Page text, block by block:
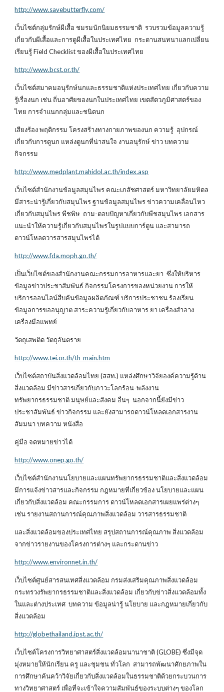
http://www.savebutterfly.com/
เว็บไซต์กลุ่มรักษ์ผีเสื้อ ชมรมนักนิยมธรรมชาติ รวบรวมข้อมูลความรู้
เกี่ยวกับผีเสื้อและการดูผีเสื้อในประเทศไทย กระดานสนทนาแลกเปลี่ยน
เรียนรู้ Field Checklist ของผีเสื้อในประเทศไทย
http://www.bcst.or.th/
เว็บไซต์สมาคมอนุรักษ์นกและธรรมชาติแห่งประเทศไทย เกี่ยวกับความ
รู้เรื่องนก เช่น ถิ่นอาศัยของนกในประเทศไทย เขตสัตวภูมิศาสตร์ของ
ไทย การจำแนกกลุ่มและชนิดนก
เสียงร้อง พฤติกรรม โครงสร้างทางกายภาพของนก ความรู้ อุปกรณ์
เกี่ยวกับการดูนก แหล่งดูนกที่น่าสนใจ งานอนุรักษ์ ข่าว บทความ
กิจกรรม
http://www.medplant.mahidol.ac.th/index.asp
เว็บไซต์สำนักงานข้อมูลสมุนไพร คณะเภสัชศาสตร์ มหาวิทยาลัยมหิดล
มีสาระน่ารู้เกี่ยวกับสมุนไพร ฐานข้อมูลสมุนไพร ข่าวความเคลื่อนไหว
เกี่ยวกับสมุนไพร พืชพิษ ถาม-ตอบปัญหาเกี่ยวกับพืชสมุนไพร เอกสาร
แนะนำให้ความรู้เกี่ยวกับสมุนไพรในรูปแบบการ์ตูน และสามารถ
ดาวน์โหลดวารสารสมุนไพรได้
http://www.fda.moph.go.th/
เป็นเว็บไซต์ของสำนักงานคณะกรรมการอาหารและยา ซึ่งให้บริหาร
ข้อมูลข่าวประชาสัมพันธ์ กิจกรรมโครงการของหน่วยงาน การให้
บริการออนไลน์สืบค้นข้อมูลผลิตภัณฑ์ บริการประชาชน ร้องเรียน
ข้อมูลการขออนุญาต สาระความรู้เกี่ยวกับอาหาร ยา เครื่องสำอาง
เครื่องมือแพทย์
วัตถุเสพติด วัตถุอันตราย
http://www.tei.or.th/th_main.htm
เว็บไซต์สถาบันสิ่งแวดล้อมไทย (สสท.) แหล่งศึกษาวิจัยองค์ความรู้ด้าน
สิ่งแวดล้อม มีข่าวสารเกี่ยวกับภาวะโลกร้อน-พลังงาน
ทรัพยากรธรรมชาติ มนุษย์และสังคม อื่นๆ นอกจากนี้ยังมีข่าว
ประชาสัมพันธ์ ข่าวกิจกรรม และยังสามารถดาวน์โหลดเอกสารงาน
สัมมนา บทความ หนังสือ
คู่มือ จดหมายข่าวได้
http://www.onep.go.th/
เว็บไซต์สำนักงานนโยบายและแผนทรัพยากรธรรมชาติและสิ่งแวดล้อม
มีการแจ้งข่าวสารและกิจกรรม กฎหมายที่เกี่ยวข้อง นโยบายและแผน
เกี่ยวกับสิ่งแวดล้อม คณะกรรมการ ดาวน์โหลดเอกสารเผยแพร่ต่างๆ
เช่น รายงานสถานการณ์คุณภาพสิ่งแวดล้อม วารสารธรรมชาติ
และสิ่งแวดล้อมของประเทศไทย สรุปสถานการณ์คุณภาพ สิ่งแวดล้อม
จากข่าวรายงานของโครงการต่างๆ และกระดานข่าว
http://www.environnet.in.th/
เว็บไซต์ศูนย์สารสนเทศสิ่งแวดล้อม กรมส่งเสริมคุณภาพสิ่งแวดล้อม
กระทรวงรัพยากรธรรมชาติและสิ่งแวดล้อม เกี่ยวกับข่าวสิ่งแวดล้อมทั้ง
ในและต่างประเทศ บทความ ข้อมูลน่ารู้ นโยบาย และกฎหมายเกี่ยวกับ
สิ่งแวดล้อม
http://globethailand.ipst.ac.th/
เว็บไซต์โครงการวิทยาศาสตร์สิ่งแวดล้อมนานาชาติ (GLOBE) ซึ่งมีจุด
มุ่งหมายให้นักเรียน ครู และชุมชน ทั่วโลก สามารถพัฒนาศักยภาพใน
การศึกษาค้นคว้าวิจัยเกี่ยวกับสิ่งแวดล้อมในธรรมชาติด้วยกระบวนการ
ทางวิทยาศาสตร์ เพื่อที่จะเข้าใจความสัมพันธ์ของระบบต่างๆ ของโลก